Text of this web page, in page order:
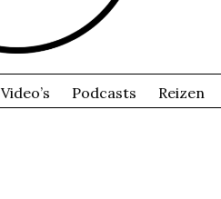
Video’s Podcasts Reizen